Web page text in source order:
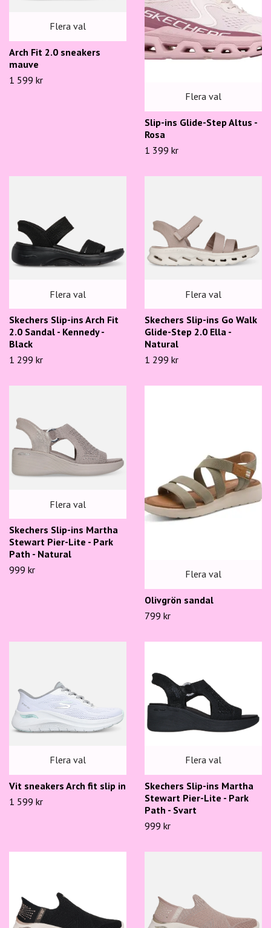
Flera val
Arch Fit 2.0 sneakers
mauve
1 599 kr
Flera val
Slip-ins Glide-Step Altus -
Rosa
1 399 kr
Flera val
Skechers Slip-ins Arch Fit
2.0 Sandal - Kennedy -
Black
1 299 kr
Flera val
Skechers Slip-ins Go Walk
Glide-Step 2.0 Ella -
Natural
1 299 kr
Flera val
Skechers Slip-ins Martha
Stewart Pier-Lite - Park
Path - Natural
999 kr
Flera val
Olivgrön sandal
799 kr
Flera val
Vit sneakers Arch fit slip in
1 599 kr
Flera val
Skechers Slip-ins Martha
Stewart Pier-Lite - Park
Path - Svart
999 kr